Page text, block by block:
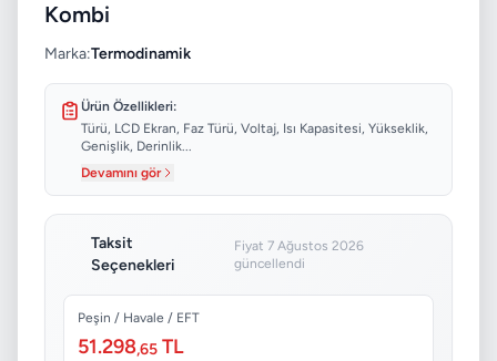
Kombi
Marka:Termodinamik
Ürün Özellikleri:
Türü, LCD Ekran, Faz Türü, Voltaj, Isı Kapasitesi, Yükseklik,
Genişlik, Derinlik...
Devamını gör
Taksit
Seçenekleri
Fiyat 7 Ağustos 2026
güncellendi
Peşin / Havale / EFT
51.298,65 TL